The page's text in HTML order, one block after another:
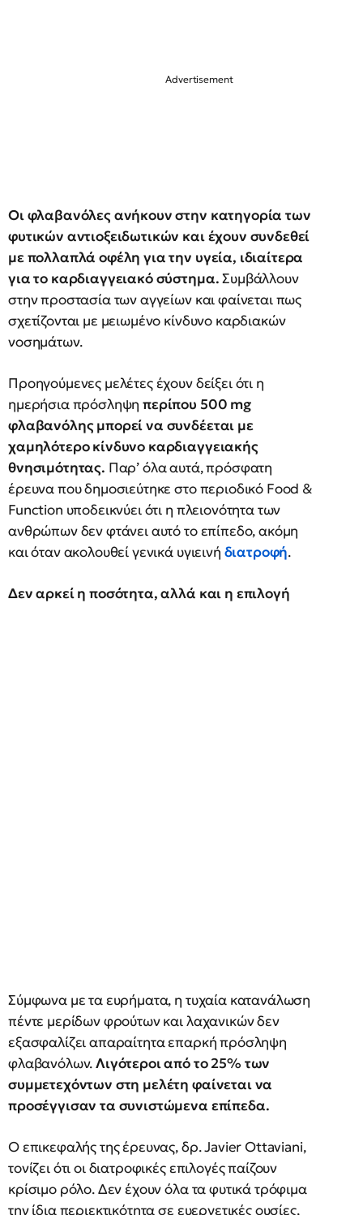
Οι φλαβανόλες ανήκουν στην κατηγορία των
φυτικών αντιοξειδωτικών και έχουν συνδεθεί
με πολλαπλά οφέλη για την υγεία, ιδιαίτερα
για το καρδιαγγειακό σύστημα.Συμβάλλουν
στην προστασία των αγγείων και φαίνεται πως
σχετίζονται με μειωμένο κίνδυνο καρδιακών
νοσημάτων.
Προηγούμενες μελέτες έχουν δείξει ότι η
ημερήσια πρόσληψηπερίπου 500 mg
φλαβανόλης μπορεί να συνδέεται με
χαμηλότερο κίνδυνο καρδιαγγειακής
θνησιμότητας. Παρ’ όλα αυτά, πρόσφατη
έρευνα που δημοσιεύτηκε στο περιοδικό Food &
Function υποδεικνύει ότι η πλειονότητα των
ανθρώπων δεν φτάνει αυτό το επίπεδο, ακόμη
και όταν ακολουθεί γενικά υγιεινή διατροφή.
Δεν αρκεί η ποσότητα, αλλά και η επιλογή
Σύμφωνα με τα ευρήματα, η τυχαία κατανάλωση
πέντε μερίδων φρούτων και λαχανικών δεν
εξασφαλίζει απαραίτητα επαρκή πρόσληψη
φλαβανόλων.Λιγότεροι από το 25% των
συμμετεχόντων στη μελέτη φαίνεται να
προσέγγισαν τα συνιστώμενα επίπεδα.
Ο επικεφαλής της έρευνας, δρ. Javier Ottaviani,
τονίζει ότι οι διατροφικές επιλογές παίζουν
κρίσιμο ρόλο. Δεν έχουν όλα τα φυτικά τρόφιμα
την ίδια περιεκτικότητα σε ευεργετικές ουσίες,